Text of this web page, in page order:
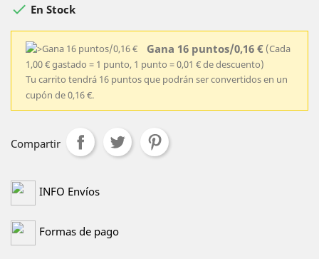
 En Stock
Gana 16 puntos/0,16 € (Cada
1,00 € gastado = 1 punto, 1 punto = 0,01 € de descuento)
Tu carrito tendrá 16 puntos que podrán ser convertidos en un
cupón de 0,16 €.
Compartir
INFO Envíos
Formas de pago